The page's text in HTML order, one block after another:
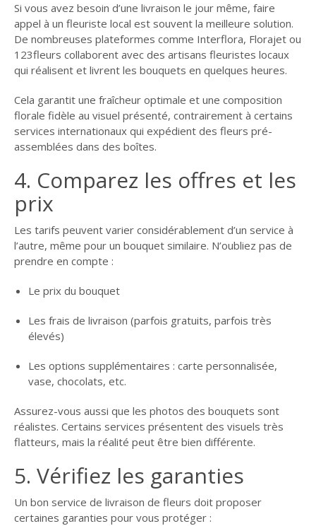
Si vous avez besoin d’une livraison le jour même, faire
appel à un fleuriste local est souvent la meilleure solution.
De nombreuses plateformes comme Interflora, Florajet ou
123fleurs collaborent avec des artisans fleuristes locaux
qui réalisent et livrent les bouquets en quelques heures.
Cela garantit une fraîcheur optimale et une composition
florale fidèle au visuel présenté, contrairement à certains
services internationaux qui expédient des fleurs pré-
assemblées dans des boîtes.
4. Comparez les offres et les
prix
Les tarifs peuvent varier considérablement d’un service à
l’autre, même pour un bouquet similaire. N’oubliez pas de
prendre en compte :
Le prix du bouquet
Les frais de livraison (parfois gratuits, parfois très
élevés)
Les options supplémentaires : carte personnalisée,
vase, chocolats, etc.
Assurez-vous aussi que les photos des bouquets sont
réalistes. Certains services présentent des visuels très
flatteurs, mais la réalité peut être bien différente.
5. Vérifiez les garanties
Un bon service de livraison de fleurs doit proposer
certaines garanties pour vous protéger :